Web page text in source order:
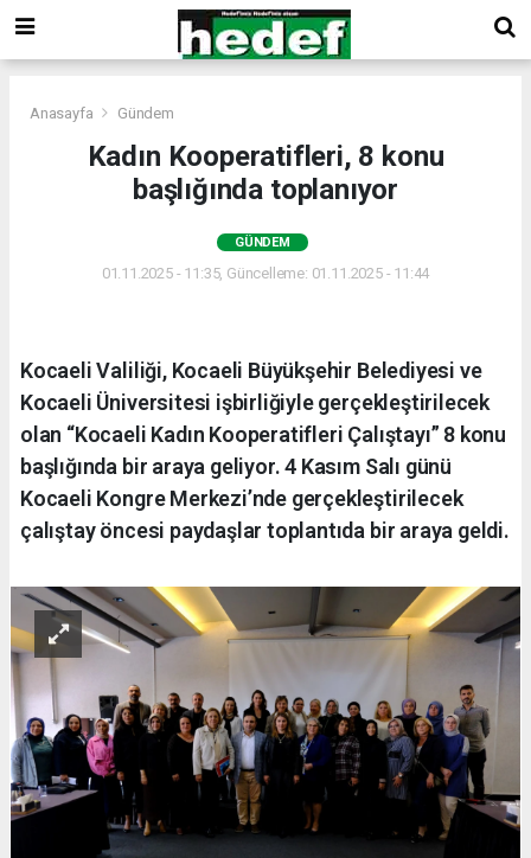
Anasayfa Gündem
Kadın Kooperatifleri, 8 konu
başlığında toplanıyor
GÜNDEM
01.11.2025 - 11:35, Güncelleme: 01.11.2025 - 11:44
Kocaeli Valiliği, Kocaeli Büyükşehir Belediyesi ve
Kocaeli Üniversitesi işbirliğiyle gerçekleştirilecek
olan “Kocaeli Kadın Kooperatifleri Çalıştayı” 8 konu
başlığında bir araya geliyor. 4 Kasım Salı günü
Kocaeli Kongre Merkezi’nde gerçekleştirilecek
çalıştay öncesi paydaşlar toplantıda bir araya geldi.